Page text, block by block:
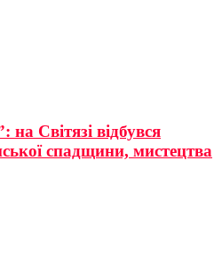
на Світязі відбувся
спадщини, мистецтва